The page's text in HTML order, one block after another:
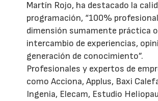
Martín Rojo, ha destacado la
programación, “100%
dimensión sumamente práctica
intercambio de experiencias,
generación de conocimiento”.
Profesionales y expertos de
como Acciona, Applus, Baxi
Ingenia, Elecam, Estudio